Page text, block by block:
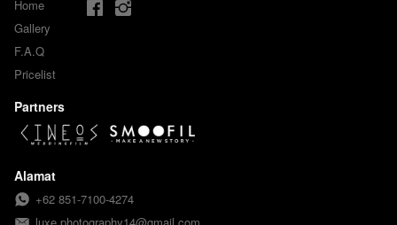
Home
Gallery
F.A.Q
Pricelist
Partners
Alamat
+62 851-7100-4274
luxe.photography14@gmail.com